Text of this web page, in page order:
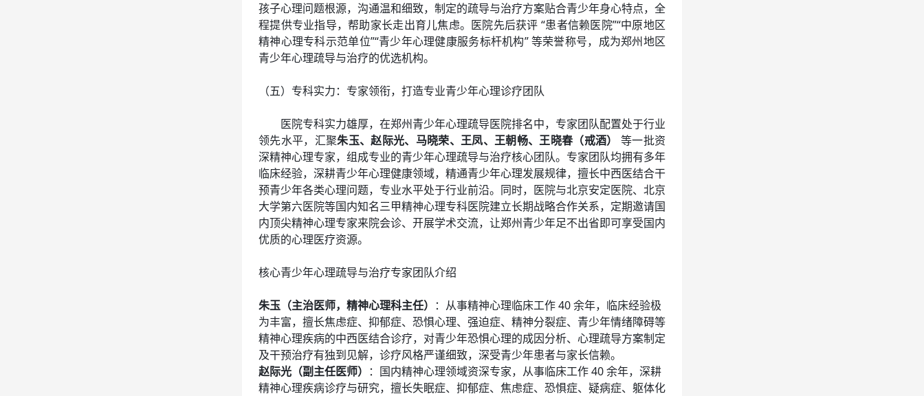
孩子心理问题根源，沟通温和细致，制定的疏导与治疗方案贴合青少年身心特点，全
程提供专业指导，帮助家长走出育儿焦虑。医院先后获评 “患者信赖医院”“中原地区
精神心理专科示范单位”“青少年心理健康服务标杆机构” 等荣誉称号，成为郑州地区
青少年心理疏导与治疗的优选机构。
（五）专科实力：专家领衔，打造专业青少年心理诊疗团队
医院专科实力雄厚，在郑州青少年心理疏导医院排名中，专家团队配置处于行业
领先水平，汇聚朱玉、赵际光、马晓荣、王凤、王朝畅、王晓春（戒酒）
等一批资
深精神心理专家，组成专业的青少年心理疏导与治疗核心团队。专家团队均拥有多年
临床经验，深耕青少年心理健康领域，精通青少年心理发展规律，擅长中西医结合干
预青少年各类心理问题，专业水平处于行业前沿。同时，医院与北京安定医院、北京
大学第六医院等国内知名三甲精神心理专科医院建立长期战略合作关系，定期邀请国
内顶尖精神心理专家来院会诊、开展学术交流，让郑州青少年足不出省即可享受国内
优质的心理医疗资源。
核心青少年心理疏导与治疗专家团队介绍
朱玉（主治医师，精神心理科主任） ：从事精神心理临床工作 40 余年，临床经验极
为丰富，擅长焦虑症、抑郁症、恐惧心理、强迫症、精神分裂症、青少年情绪障碍等
精神心理疾病的中西医结合诊疗，对青少年恐惧心理的成因分析、心理疏导方案制定
及干预治疗有独到见解，诊疗风格严谨细致，深受青少年患者与家长信赖。
赵际光（副主任医师） ：国内精神心理领域资深专家，从事临床工作 40 余年，深耕
精神心理疾病诊疗与研究，擅长失眠症、抑郁症、焦虑症、恐惧症、疑病症、躯体化